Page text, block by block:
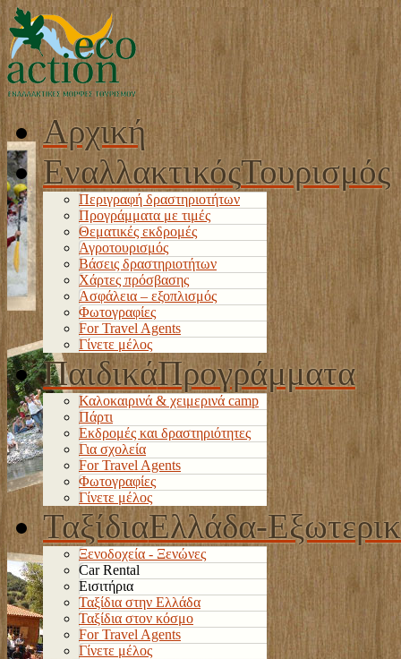
Αρχική
ΕναλλακτικόςΤουρισμός
Περιγραφή δραστηριοτήτων
Προγράμματα με τιμές
Θεματικές εκδρομές
Αγροτουρισμός
Βάσεις δραστηριοτήτων
Χάρτες πρόσβασης
Ασφάλεια – εξοπλισμός
Φωτογραφίες
For Travel Agents
Γίνετε μέλος
ΠαιδικάΠρογράμματα
Καλοκαιρινά & χειμερινά camp
Πάρτι
Εκδρομές και δραστηριότητες
Για σχολεία
For Travel Agents
Φωτογραφίες
Γίνετε μέλος
ΤαξίδιαΕλλάδα-
Ξενοδοχεία - Ξενώνες
Car Rental
Εισιτήρια
Ταξίδια στην Ελλάδα
Ταξίδια στον κόσμο
For Travel Agents
Γίνετε μέλος